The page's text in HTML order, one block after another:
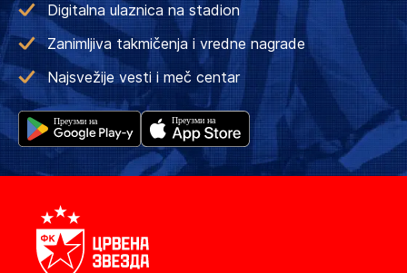
Digitalna ulaznica na stadion
Zanimljiva takmičenja i vredne nagrade
Najsvežije vesti i meč centar